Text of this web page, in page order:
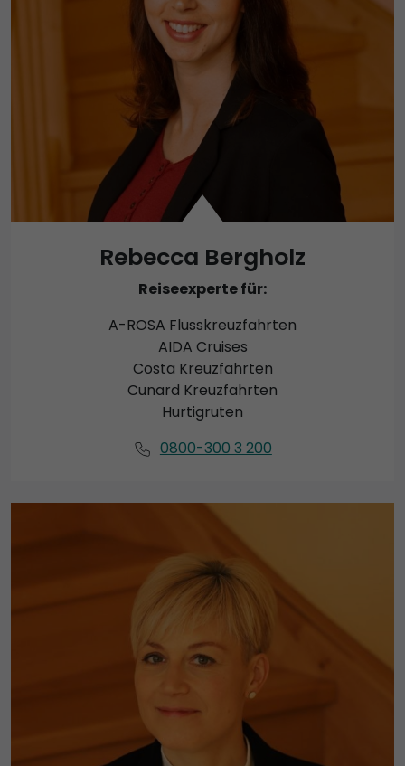
Rebecca Bergholz
Reiseexperte für:
A-ROSA Flusskreuzfahrten
AIDA Cruises
Costa Kreuzfahrten
Cunard Kreuzfahrten
Hurtigruten
0800-300 3 200